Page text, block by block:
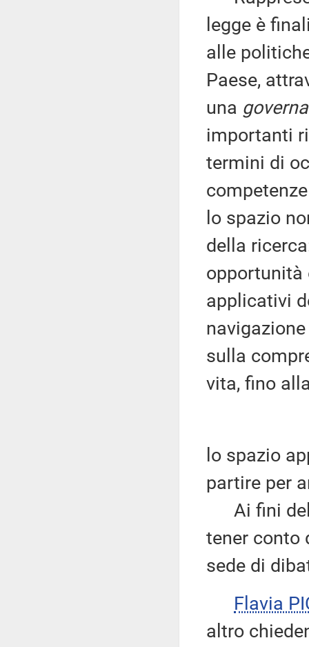
legge è
alle
Paese,
una
importanti
termini di
lo spazio
della
opportunità
applicativi
sulla
vita, fino
lo spazio
partire per
Ai fini
tener conto
sede di
Flavia
altro